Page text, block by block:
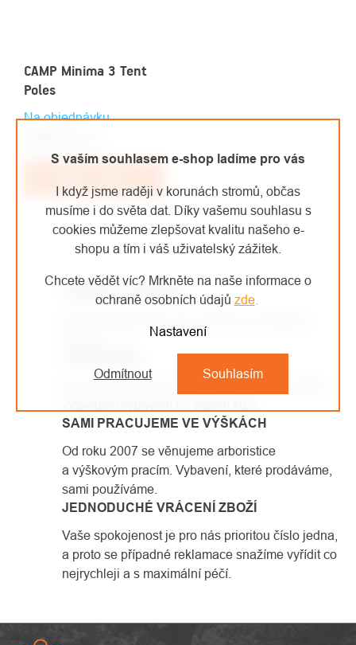
S vaším souhlasem e-shop ladíme pro vás
I když jsme raději v korunách stromů, občas
musíme i do světa dat. Díky vašemu souhlasu s
cookies můžeme zlepšovat kvalitu našeho e-
shopu a tím i váš uživatelský zážitek.
Chcete vědět víc? Mrkněte na naše informace o
ochraně osobních údajů zde.
Nastavení
Odmítnout Souhlasím
CAMP Minima 3 Tent
Poles
Na objednávku
1 852,07 Kč bez DPH
OVLÁDACÍ
PRVKY
VÝPISU
DOPRAVA ZDARMA
SAMI PRACUJEME VE VÝŠKÁCH
Od roku 2007 se věnujeme arboristice
a výškovým pracím. Vybavení, které prodáváme,
sami používáme.
JEDNODUCHÉ VRÁCENÍ ZBOŽÍ
Vaše spokojenost je pro nás prioritou číslo jedna,
a proto se případné reklamace snažíme vyřídit co
nejrychleji a s maximální péčí.